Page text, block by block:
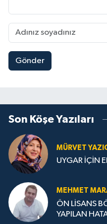
Gönder
Son Köşe Yazıları
MÜRVET
UYGAR İÇİN
MEHMET
ÖN LİSANS
YAPILAN